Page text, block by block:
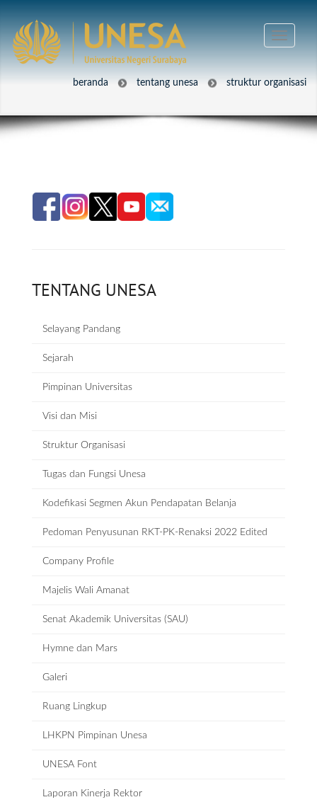
beranda tentang unesa struktur organisasi
TENTANG UNESA
Selayang Pandang
Sejarah
Pimpinan Universitas
Visi dan Misi
Struktur Organisasi
Tugas dan Fungsi Unesa
Kodefikasi Segmen Akun Pendapatan Belanja
Pedoman Penyusunan RKT-PK-Renaksi 2022 Edited
Company Profile
Majelis Wali Amanat
Senat Akademik Universitas (SAU)
Hymne dan Mars
Galeri
Ruang Lingkup
LHKPN Pimpinan Unesa
UNESA Font
Laporan Kinerja Rektor